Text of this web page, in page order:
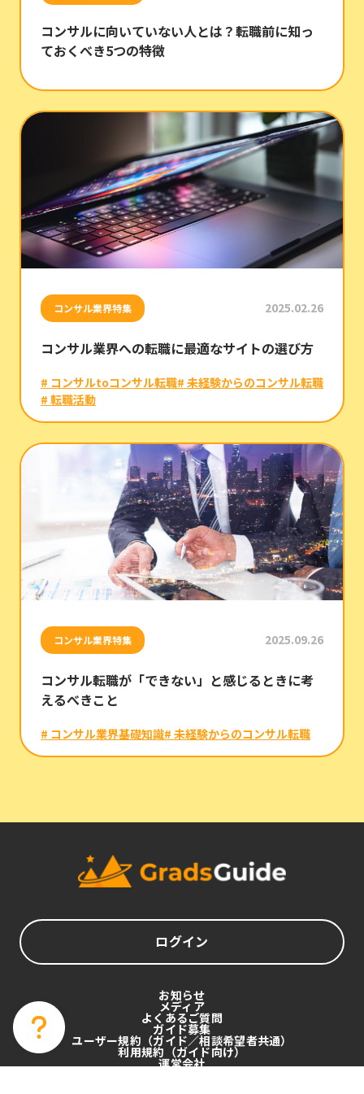
コンサルに向いていない人とは？転職前に知っ
ておくべき5つの特徴
コンサル業界特集 2025.02.26
コンサル業界への転職に最適なサイトの選び方
# コンサルtoコンサル転職# 未経験からのコンサル転職
# 転職活動
コンサル業界特集 2025.09.26
コンサル転職が「できない」と感じるときに考
えるべきこと
# コンサル業界基礎知識# 未経験からのコンサル転職
ログイン
お知らせ
メディア
よくあるご質問
ガイド募集
ユーザー規約（ガイド／相談希望者共通）
利用規約（ガイド向け）
運営会社